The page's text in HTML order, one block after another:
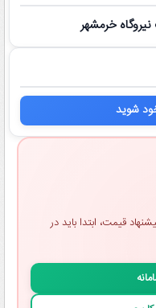
خرمشهر
شوید
قیمت، ابتدا باید در